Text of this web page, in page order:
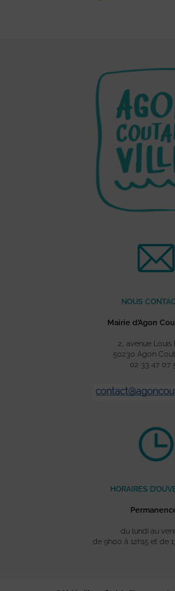
NOUS
Mairie d’Agon
2, avenue Louis
50230 Agon
02 33 47 07
HORAIRES
du lundi au
de 9h00 à 12h15 et de